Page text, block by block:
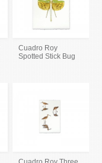
Cuadro Roy
Spotted Stick Bug